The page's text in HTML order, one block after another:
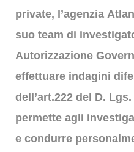
private, l’agenzia
suo team di
Autorizzazione
effettuare indagini
dell’art.222 del D.
permette agli
e condurre